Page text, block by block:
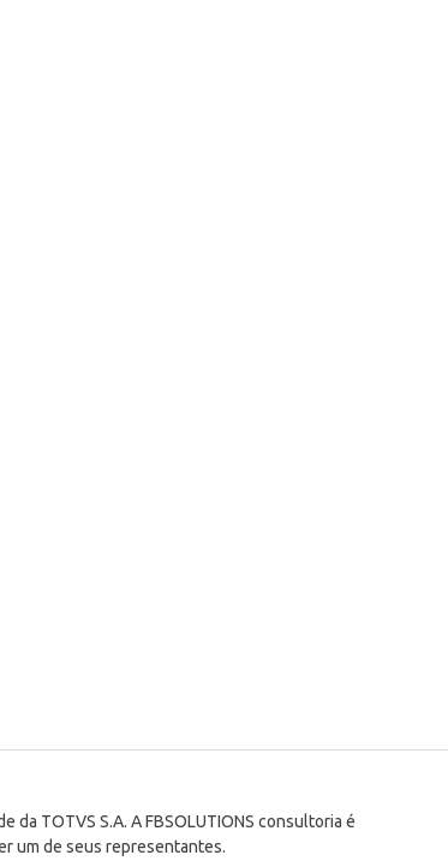
TOTVS S.A. A FBSOLUTIONS consultoria é
um de seus representantes.